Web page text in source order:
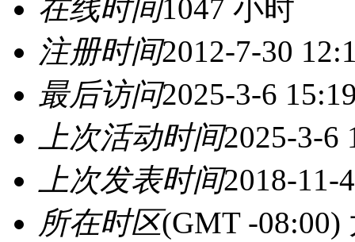
在线时间1047 小时
注册时间2012-7-30
最后访问2025-3-6
上次活动时间2025-3-6
上次发表时间2018-11-
所在时区(GMT -